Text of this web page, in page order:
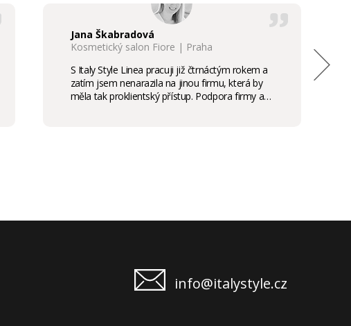
Jana Škabradová
Kosmetický salon Fiore | Praha
S Italy Style Linea pracuji již čtrnáctým rokem a
zatím jsem nenarazila na jinou firmu, která by
měla tak proklientský přístup. Podpora firmy a
info@italystyle.cz